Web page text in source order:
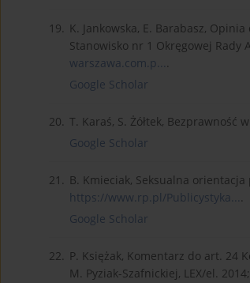
19. K. Jankowska, E. Barabasz,
Stanowisko nr 1 Okręgowej Rady
warszawa.com.p....
Google Scholar
20. T. Karaś, S. Żółtek, Bezprawność
Google Scholar
21. B. Kmieciak, Seksualna orientacja
https://www.rp.pl/Publicystyka....
Google Scholar
22. P. Księżak, Komentarz do art. 24
M. Pyziak-Szafnickiej, LEX/el.